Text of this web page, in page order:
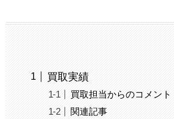
買取実績
買取担当からのコメント
関連記事